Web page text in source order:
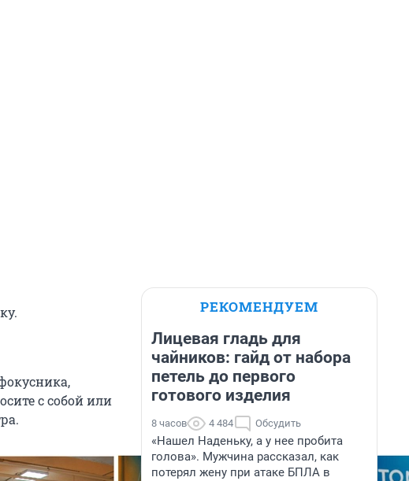
с собой или
РЕКОМЕНДУЕМ
Лицевая гладь для
чайников: гайд от набора
петель до первого
готового изделия
8 часов 4 484 Обсудить
«Нашел Наденьку, а у нее пробита
голова». Мужчина рассказал, как
потерял жену при атаке БПЛА в